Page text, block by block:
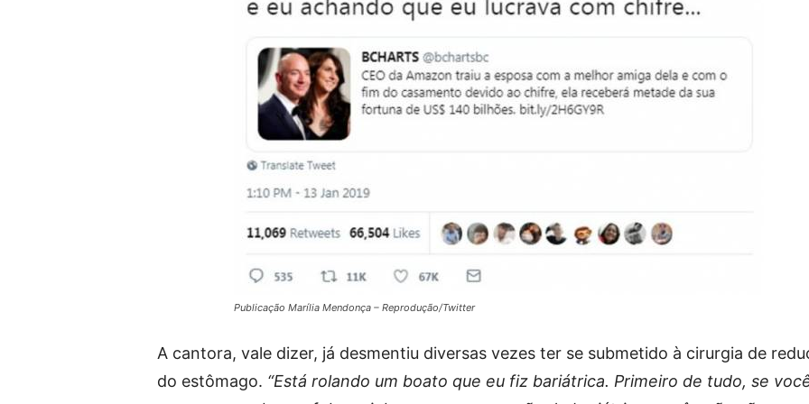
Publicação Marília Mendonça – Reprodução/Twitter
A cantora, vale dizer, já desmentiu diversas vezes ter se submetido à cirurgia de
do estômago. “Está rolando um boato que eu fiz bariátrica. Primeiro de tudo, se